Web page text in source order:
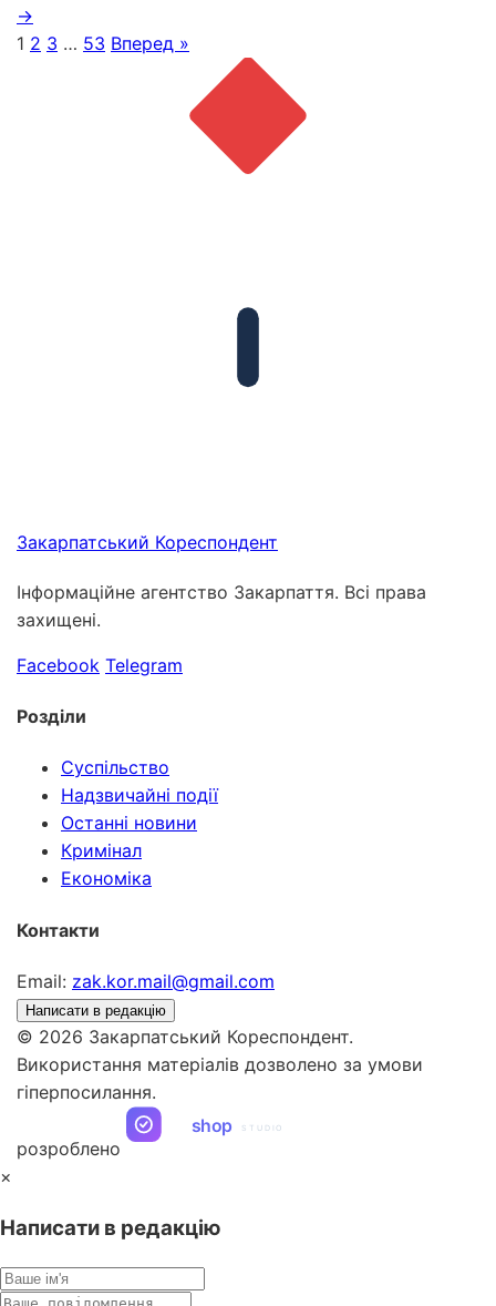
→
1 2 3 … 53 Вперед »
Закарпатський Кореспондент
Інформаційне агентство Закарпаття. Всі права
захищені.
Facebook Telegram
Розділи
Суспільство
Надзвичайні події
Останні новини
Кримінал
Економіка
Контакти
Email: zak.kor.mail@gmail.com
Написати в редакцію
© 2026 Закарпатський Кореспондент.
Використання матеріалів дозволено за умови
гіперпосилання.
розроблено
shop STUDIO
×
Написати в редакцію